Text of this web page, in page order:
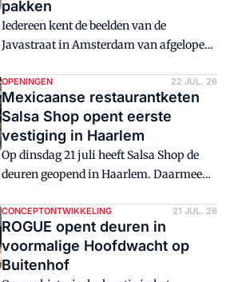
pakken
Iedereen kent de beelden van de
Javastraat in Amsterdam van afgelopen
nachtmerrie voor iedere
horecaondernemer, maar tegelijkertijd
laat het ook zien hoe belangrijk het is
om overlast van muizen en ratten te
voorkomen.
OPENINGEN 22 JUL. 26
Mexicaanse restaurantketen
Salsa Shop opent eerste
vestiging in Haarlem
Op dinsdag 21 juli heeft Salsa Shop de
deuren geopend in Haarlem. Daarmee
nieuwe horecazaak bij aan de
Kruisstraat. De vestiging bevindt zich
midden in de winkelstraat en richt zich
zowel op inwoners van Haarlem en
CONCEPTONTWIKKELING 21 JUL. 26
ROGUE opent deuren in
voormalige Hoofdwacht op
Buitenhof